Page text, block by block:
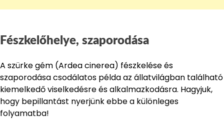
Fészkelőhelye, szaporodása
A szürke gém (Ardea cinerea) fészkelése és
szaporodása csodálatos példa az állatvilágban található
kiemelkedő viselkedésre és alkalmazkodásra. Hagyjuk,
hogy bepillantást nyerjünk ebbe a különleges
folyamatba!